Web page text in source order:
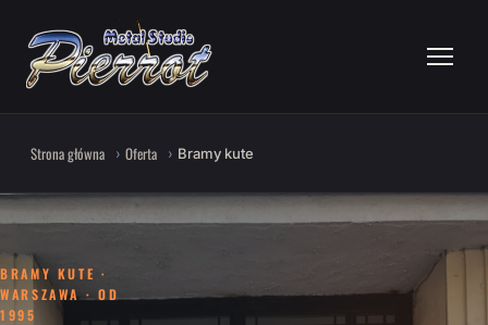
Strona główna Oferta Bramy kute
BRAMY KUTE ·
WARSZAWA · OD
1995